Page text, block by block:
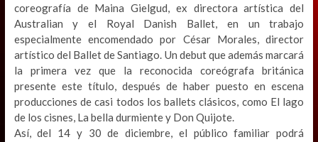
coreografía de Maina Gielgud, ex directora artística del
Australian y el Royal Danish Ballet, en un trabajo
especialmente encomendado por César Morales, director
artístico del Ballet de Santiago. Un debut que además marcará
la primera vez que la reconocida coreógrafa británica
presente este título, después de haber puesto en escena
producciones de casi todos los ballets clásicos, como El lago
de los cisnes, La bella durmiente y Don Quijote.
Así, del 14 y 30 de diciembre, el público familiar podrá